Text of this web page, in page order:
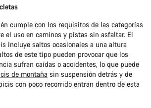
cumple con los requisitos de las categorías
el uso en caminos y pistas sin asfaltar. El
incluye saltos ocasionales a una altura
de este tipo pueden provocar que los
sufran caídas o accidentes, lo que puede
de montaña sin suspensión detrás y de
con poco recorrido entran dentro de esta